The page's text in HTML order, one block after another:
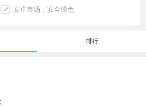
安卓市场，安全绿色
排行